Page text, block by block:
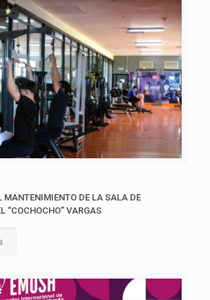
MANTENIMIENTO DE LA SALA DE
“COCHOCHO” VARGAS